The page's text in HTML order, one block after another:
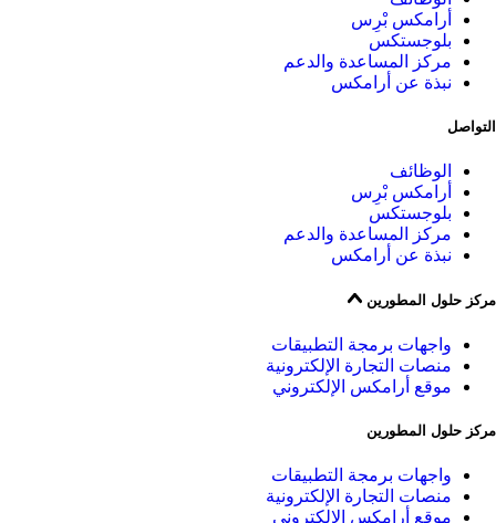
أرامكس بْرِس
بلوجستكس
مركز المساعدة والدعم
نبذة عن أرامكس
التواصل
الوظائف
أرامكس بْرِس
بلوجستكس
مركز المساعدة والدعم
نبذة عن أرامكس
مركز حلول المطورين
واجهات برمجة التطبيقات
منصات التجارة الإلكترونية
موقع أرامكس الإلكتروني
مركز حلول المطورين
واجهات برمجة التطبيقات
منصات التجارة الإلكترونية
موقع أرامكس الإلكتروني